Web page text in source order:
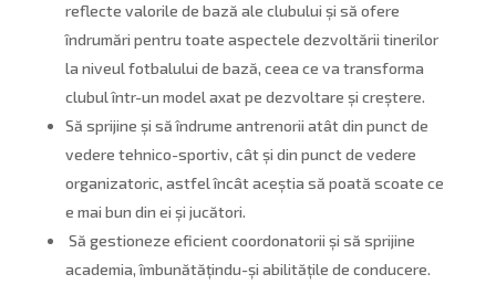
reflecte valorile de bază ale clubului și să ofere
îndrumări pentru toate aspectele dezvoltării tinerilor
la niveul fotbalului de bază, ceea ce va transforma
clubul într-un model axat pe dezvoltare și creștere.
Să sprijine și să îndrume antrenorii atât din punct de
vedere tehnico-sportiv, cât și din punct de vedere
organizatoric, astfel încât aceștia să poată scoate ce
e mai bun din ei și jucători.
Să gestioneze eficient coordonatorii și să sprijine
academia, îmbunătățindu-și abilitățile de conducere.